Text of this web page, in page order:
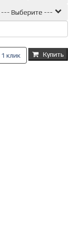
--- Выберите ---
клик Купить